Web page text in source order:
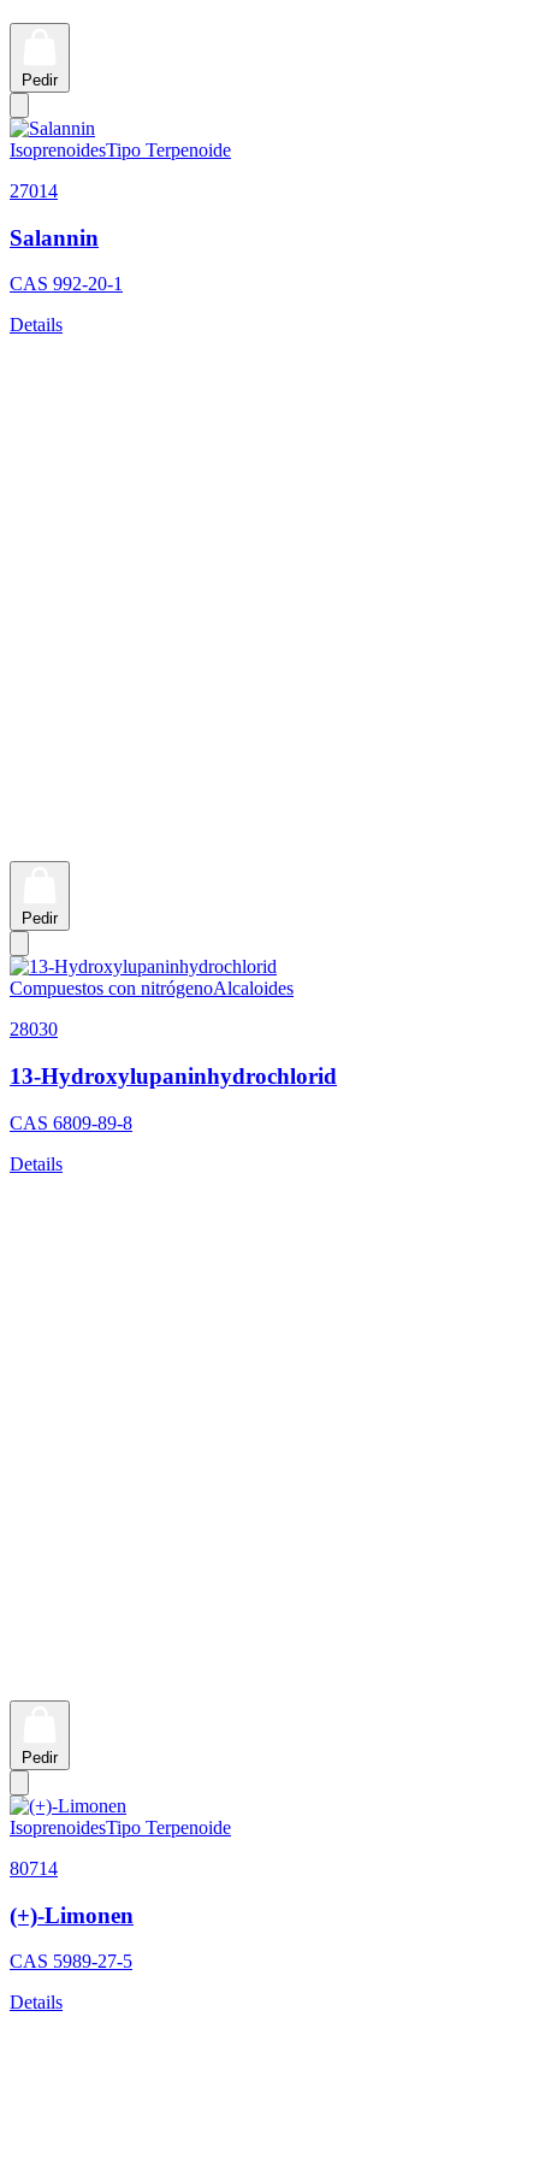
Pedir
IsoprenoidesTipo Terpenoide
27014
Salannin
CAS 992-20-1
Details
Pedir
Compuestos con nitrógenoAlcaloides
28030
13-Hydroxylupaninhydrochlorid
CAS 6809-89-8
Details
Pedir
IsoprenoidesTipo Terpenoide
80714
(+)-Limonen
CAS 5989-27-5
Details